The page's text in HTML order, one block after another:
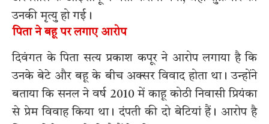
उनकी मृत्यु हो गई।
पिता ने बहू पर लगाए आरोप
दिवंगत के पिता सत्य प्रकाश कपूर ने आरोप लगाया है कि
उनके बेटे और बहू के बीच अक्सर विवाद होता था। उन्होंने
बताया कि सनल ने वर्ष 2010 में काहू कोठी निवासी प्रियंका
से प्रेम विवाह किया था। दंपती की दो बेटियां हैं। आरोप है